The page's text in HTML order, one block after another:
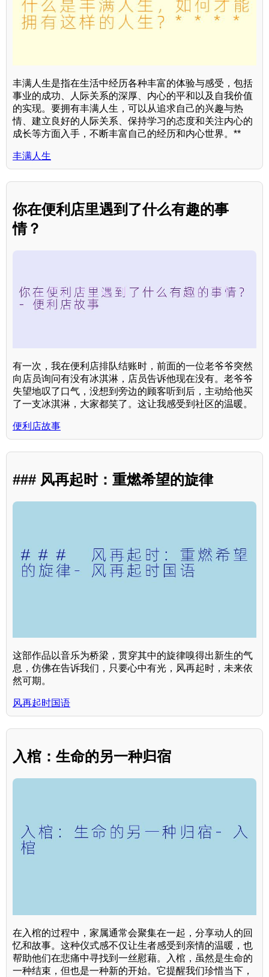
丰满人生是指在生活中经历各种丰富的体验与感受，包括
事业的成功、人际关系的深厚、内心的平和以及自我价值
的实现。要拥有丰满人生，可以从追求自己的兴趣与热
情、建立良好的人际关系、保持学习的态度和关注内心的
成长等方面入手，不断丰富自己的经历和内心世界。**
丰满人生
你在便利店里遇到了什么有趣的事
情？
有一次，我在便利店排队结账时，前面的一位老爷爷突然
向店员询问有没有冰淇淋，店员告诉他现在没有。老爷爷
失望地叹了口气，没想到旁边的顾客听到后，主动给他买
了一支冰淇淋，大家都笑了。这让我感受到社区的温暖。
便利店故事
### 风再起时：重燃希望的旋律
这部作品以音乐为桥梁，贯穿其中的旋律嗅得出新生的气
息，仿佛在告诉我们，只要心中有光，风再起时，未来依
然可期。
风再起时国语
入棺：生命的另一种归宿
在入棺的过程中，家属通常会聚集在一起，分享动人的回
忆和故事。这种仪式感不仅让生者感受到亲情的温暖，也
帮助他们在悲痛中寻找到一丝慰藉。入棺，虽然是生命的
一种结束，但也是一种新的开始。它提醒我们珍惜当下，